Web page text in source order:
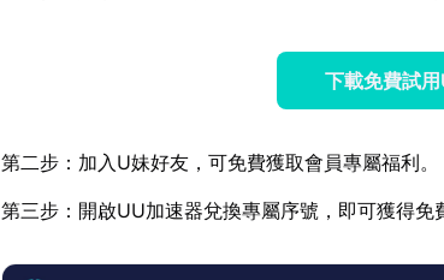
下載免費試
第二步：加入U妹好友，可免費獲取會員專屬福利。
第三步：開啟UU加速器兌換專屬序號，即可獲得免